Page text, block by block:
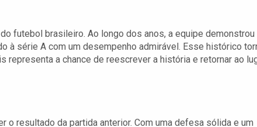
futebol brasileiro. Ao longo dos anos, a equipe demonstrou
à série A com um desempenho admirável. Esse histórico
representa a chance de reescrever a história e retornar ao
o resultado da partida anterior. Com uma defesa sólida e um